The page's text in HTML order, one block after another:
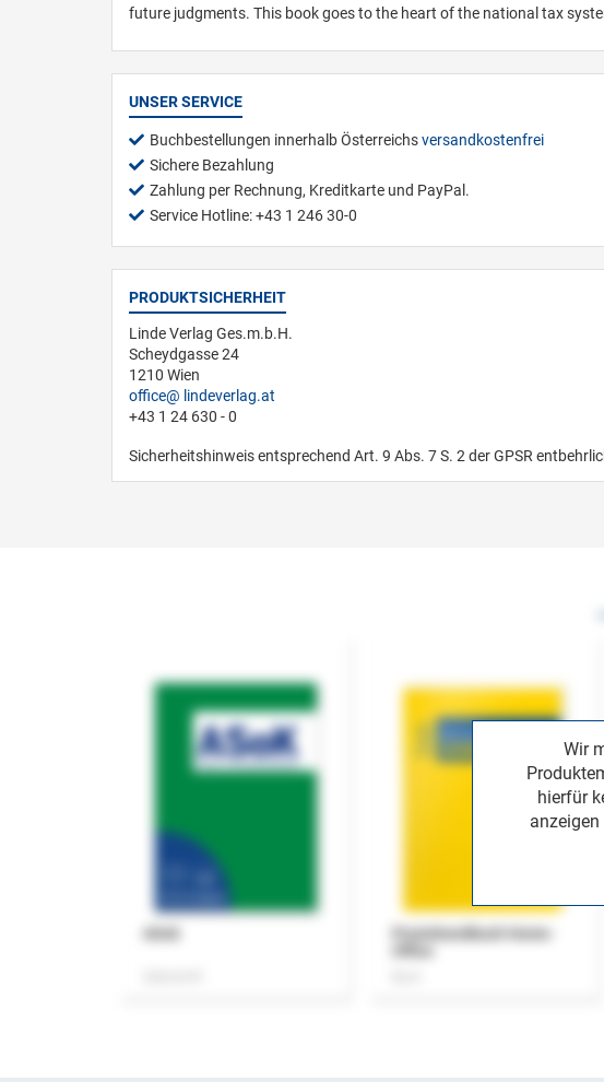
future judgments. This book goes to the heart of the national tax
UNSER SERVICE
Buchbestellungen innerhalb Österreichsversandkostenfrei
Sichere Bezahlung
Zahlung per Rechnung, Kreditkarte und PayPal.
Service Hotline: +43 1 246 30-0
PRODUKTSICHERHEIT
Linde Verlag Ges.m.b.H.
Scheydgasse 24
1210 Wien
office
lindeverlag.at
+43 1 24 630 - 0
Sicherheitshinweis entsprechend Art. 9 Abs. 7 S. 2 der GPSR
Wir
hierfür
Praxishandbuch Home-